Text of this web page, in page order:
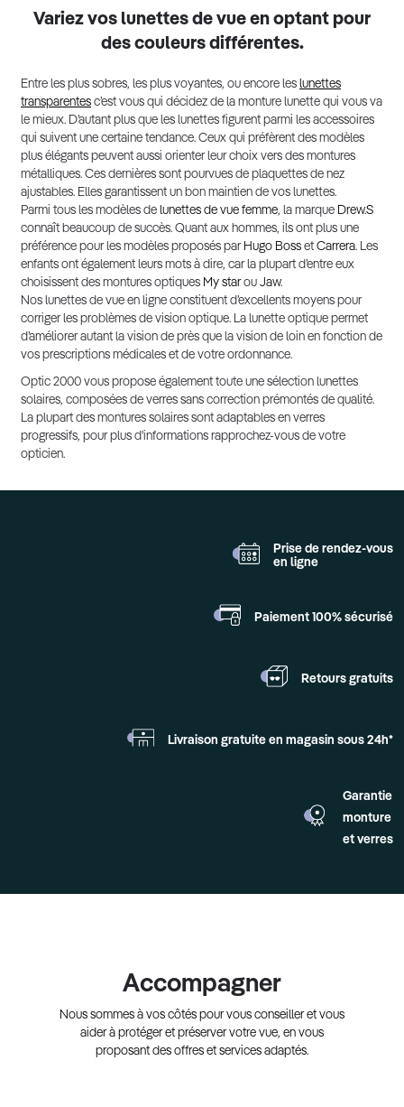
Variez vos lunettes de vue en optant pour
des couleurs différentes.
Entre les plus sobres, les plus voyantes, ou encore les lunettes
transparentes c’est vous qui décidez de la monture lunette qui vous va
le mieux. D’autant plus que les lunettes figurent parmi les accessoires
qui suivent une certaine tendance. Ceux qui préfèrent des modèles
plus élégants peuvent aussi orienter leur choix vers des montures
métalliques. Ces dernières sont pourvues de plaquettes de nez
ajustables. Elles garantissent un bon maintien de vos lunettes.
Parmi tous les modèles de lunettes de vue femme, la marque Drew.S
connaît beaucoup de succès. Quant aux hommes, ils ont plus une
préférence pour les modèles proposés par Hugo Boss et Carrera. Les
enfants ont également leurs mots à dire, car la plupart d’entre eux
choisissent des montures optiques My starou Jaw.
Nos lunettes de vue en ligne constituent d’excellents moyens pour
corriger les problèmes de vision optique. La lunette optique permet
d’améliorer autant la vision de près que la vision de loin en fonction de
vos prescriptions médicales et de votre ordonnance.
Optic 2000 vous propose également toute une sélection lunettes
solaires, composées de verres sans correction prémontés de qualité.
La plupart des montures solaires sont adaptables en verres
progressifs, pour plus d'informations rapprochez-vous de votre
opticien.
Prise de rendez-vous
en ligne
Paiement 100% sécurisé
Retours gratuits
Livraison gratuite en magasin sous 24h*
Garantie
monture
et verres
Accompagner
Nous sommes à vos côtés pour vous conseiller et vous
aider à protéger et préserver votre vue, en vous
proposant des offres et services adaptés.